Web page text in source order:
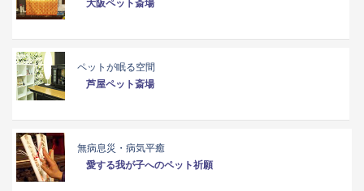
大阪ペット斎場
ペットが眠る空間
芦屋ペット斎場
無病息災・病気平癒
愛する我が子へのペット祈願